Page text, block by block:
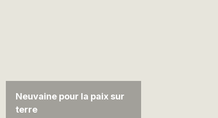
Neuvaine pour la paix sur
terre